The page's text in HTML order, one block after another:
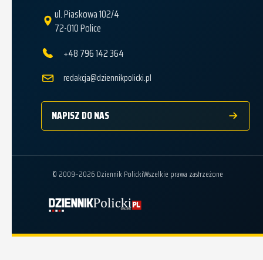
ul. Piaskowa 102/4
72-010 Police
+48 796 142 364
redakcja@dziennikpolicki.pl
NAPISZ DO NAS
© 2009–2026 Dziennik PolickiWszelkie prawa zastrzeżone